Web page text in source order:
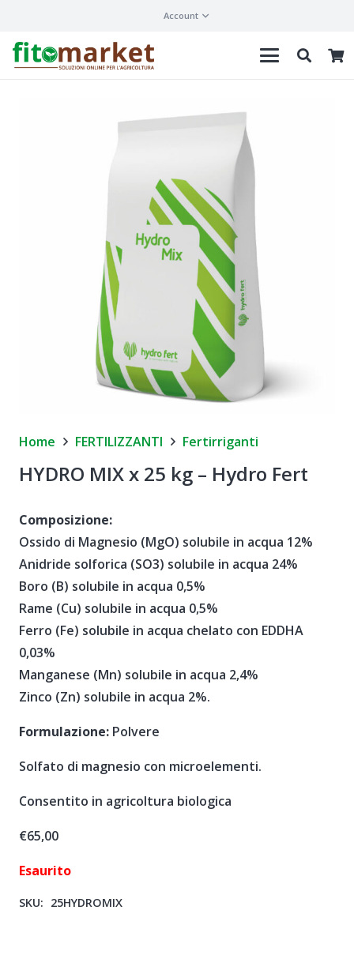
Account
Home FERTILIZZANTI Fertirriganti
HYDRO MIX x 25 kg – Hydro Fert
Composizione:
Ossido di Magnesio (MgO) solubile in acqua 12%
Anidride solforica (SO3) solubile in acqua 24%
Boro (B) solubile in acqua 0,5%
Rame (Cu) solubile in acqua 0,5%
Ferro (Fe) solubile in acqua chelato con EDDHA
0,03%
Manganese (Mn) solubile in acqua 2,4%
Zinco (Zn) solubile in acqua 2%.
Formulazione: Polvere
Solfato di magnesio con microelementi.
Consentito in agricoltura biologica
€65,00
Esaurito
SKU: 25HYDROMIX